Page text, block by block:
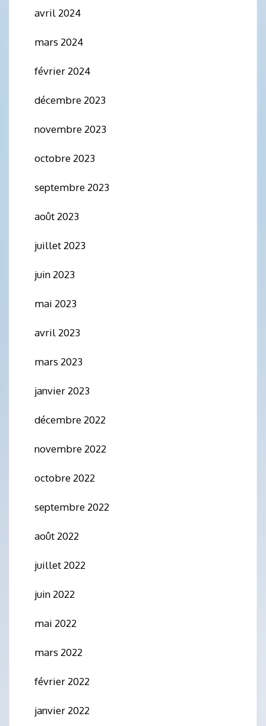
avril 2024
mars 2024
février 2024
décembre 2023
novembre 2023
octobre 2023
septembre 2023
août 2023
juillet 2023
juin 2023
mai 2023
avril 2023
mars 2023
janvier 2023
décembre 2022
novembre 2022
octobre 2022
septembre 2022
août 2022
juillet 2022
juin 2022
mai 2022
mars 2022
février 2022
janvier 2022